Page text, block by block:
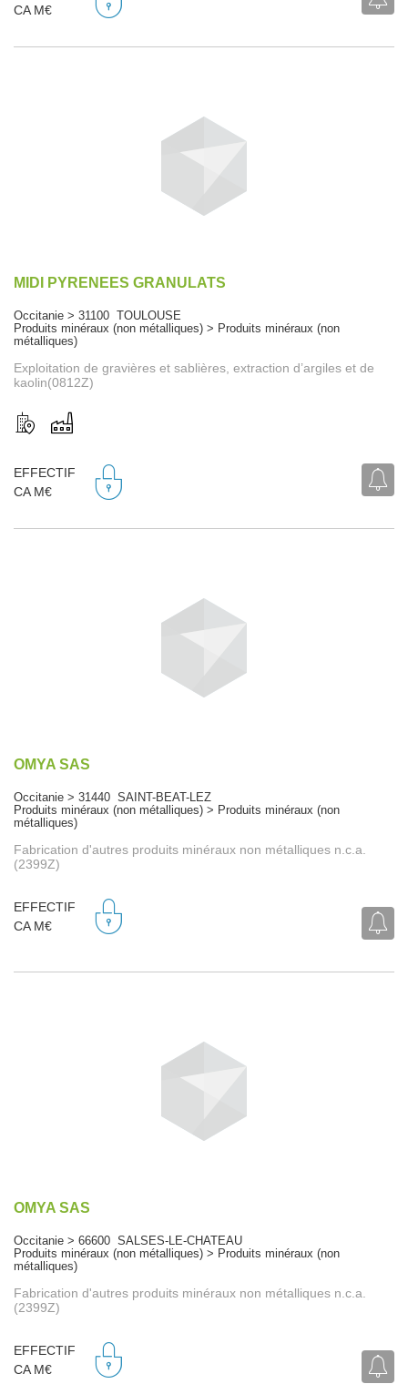
CA M€
MIDI PYRENEES GRANULATS
Occitanie > 31100 TOULOUSE
Produits minéraux (non métalliques) > Produits minéraux (non
métalliques)
Exploitation de gravières et sablières, extraction d’argiles et de
kaolin(0812Z)
EFFECTIF
CA M€
OMYA SAS
Occitanie > 31440 SAINT-BEAT-LEZ
Produits minéraux (non métalliques) > Produits minéraux (non
métalliques)
Fabrication d'autres produits minéraux non métalliques n.c.a.
(2399Z)
EFFECTIF
CA M€
OMYA SAS
Occitanie > 66600 SALSES-LE-CHATEAU
Produits minéraux (non métalliques) > Produits minéraux (non
métalliques)
Fabrication d'autres produits minéraux non métalliques n.c.a.
(2399Z)
EFFECTIF
CA M€